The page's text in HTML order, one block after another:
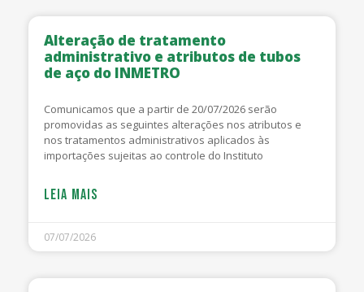
Alteração de tratamento
administrativo e atributos de tubos
de aço do INMETRO
Comunicamos que a partir de 20/07/2026 serão
promovidas as seguintes alterações nos atributos e
nos tratamentos administrativos aplicados às
importações sujeitas ao controle do Instituto
LEIA MAIS
07/07/2026